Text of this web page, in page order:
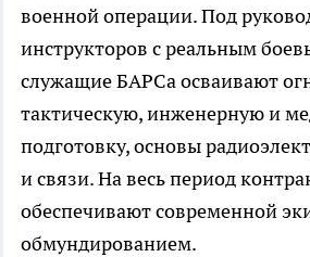
военной операции. Под
инструкторов с реальным
служащие БАРСа осваивают
тактическую, инженерную и
подготовку, основы
и связи. На весь период
обеспечивают современной
обмундированием.